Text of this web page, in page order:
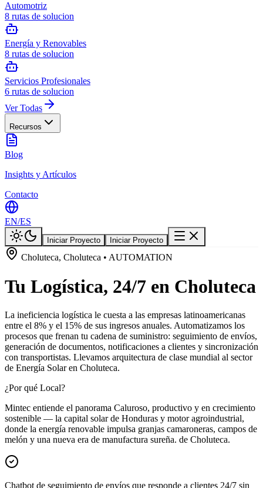
Automotriz
8 rutas de solucion
Energía y Renovables
8 rutas de solucion
Servicios Profesionales
6 rutas de solucion
Ver Todas
Recursos
Blog
Insights y Artículos
Contacto
EN/ES
Iniciar Proyecto Iniciar Proyecto
Choluteca, Choluteca • AUTOMATION
Tu Logística, 24/7 en Choluteca
La ineficiencia logística le cuesta a las empresas latinoamericanas
entre el 8% y el 15% de sus ingresos anuales. Automatizamos los
procesos que frenan tu cadena de suministro: seguimiento de envíos,
generación de documentos, notificaciones a clientes y sincronización
con transportistas. Llevamos arquitectura de clase mundial al sector
de Energía Solar en Choluteca.
¿Por qué Local?
Mintec entiende el panorama Caluroso, productivo y en crecimiento
sostenible — la capital solar de Honduras y motor agroindustrial,
donde la energía renovable impulsa granjas camaroneras, campos de
melón y una nueva era de manufactura sureña. de Choluteca.
Chatbot de seguimiento de envíos que responde a clientes 24/7 sin